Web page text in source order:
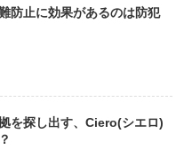
防止に効果があるのは防犯
を探し出す、Ciero(シエロ)